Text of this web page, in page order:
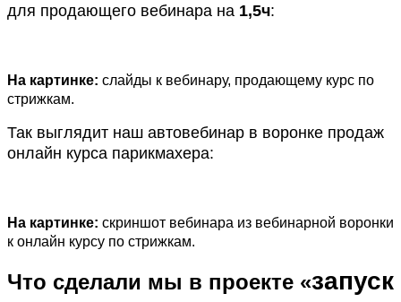
для продающего вебинара на 1,5ч:
На картинке: слайды к вебинару, продающему курс по
стрижкам.
Так выглядит наш автовебинар в воронке продаж
онлайн курса парикмахера:
На картинке: скриншот вебинара из вебинарной воронки
к онлайн курсу по стрижкам.
Что сделали мы в проекте «запуск